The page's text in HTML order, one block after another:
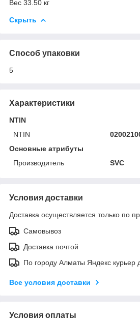
Вес 33.50 кг
Скрыть
Способ упаковки
5
Характеристики
NTIN
NTIN
Основные атрибуты
Производитель
SVC
Условия доставки
Доставка осуществляется только по
Самовывоз
Доставка почтой
По городу Алматы Яндекс курьер
Все условия доставки
Условия оплаты